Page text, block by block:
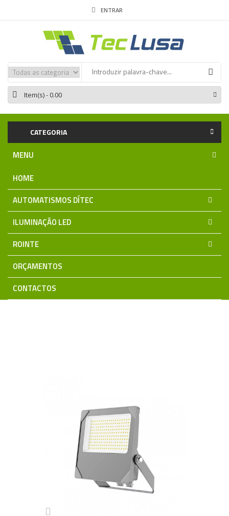
ENTRAR
Item(s)- 0.00
CATEGORIA
MENU
HOME
AUTOMATISMOS DÍTEC
ILUMINAÇÃO LED
ROINTE
ORÇAMENTOS
CONTACTOS